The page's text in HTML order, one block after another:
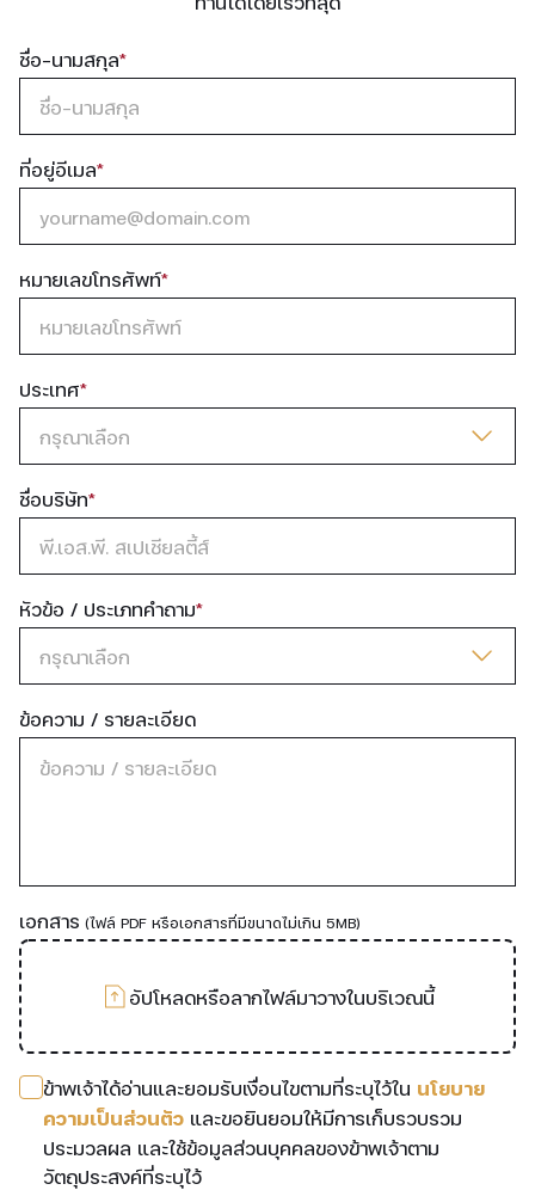
ชื่อ-นามสกุล*
ชื่อ-นามสกุล
ที่อยู่อีเมล*
yourname@domain.com
หมายเลขโทรศัพท์*
หมายเลขโทรศัพท์
ประเทศ*
กรุณาเลือก
ชื่อบริษัท*
พี.เอส.พี. สเปเชียลตี้ส์
หัวข้อ / ประเภทคำถาม*
กรุณาเลือก
ข้อความ / รายละเอียด
ข้อความ / รายละเอียด
เอกสาร (ไฟล์ PDF หรือเอกสารที่มีขนาดไม่เกิน 5MB)
อัปโหลดหรือลากไฟล์มาวางในบริเวณนี้
ข้าพเจ้าได้อ่านและยอมรับเงื่อนไขตามที่ระบุไว้ใน นโยบาย
ความเป็นส่วนตัว และขอยินยอมให้มีการเก็บรวบรวม
ประมวลผล และใช้ข้อมูลส่วนบุคคลของข้าพเจ้าตาม
วัตถุประสงค์ที่ระบุไว้